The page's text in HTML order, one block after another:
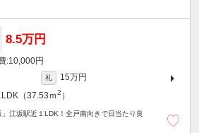
8.5万円
10,000円
礼
15万円
（37.53ｍ2 ）
」江坂駅近１LDK！全戸南向きで日当たり良